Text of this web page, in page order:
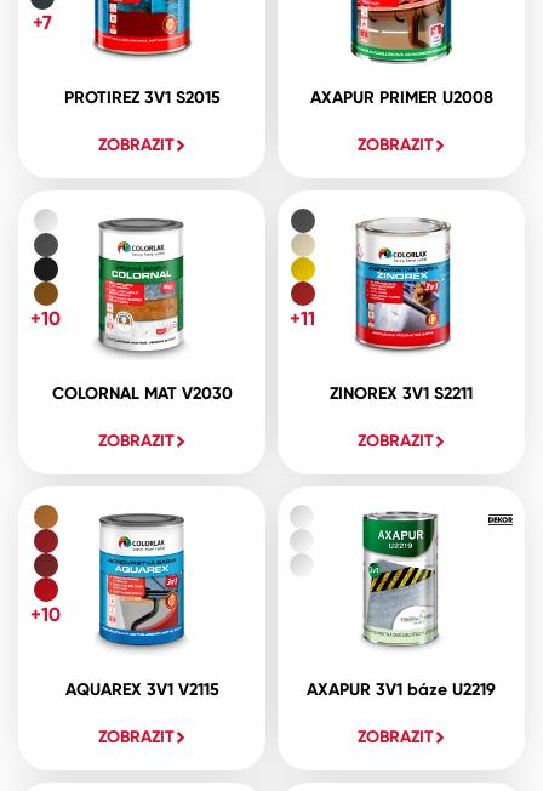
PROTIREZ 3V1 S2015
ZOBRAZIT
+7
AXAPUR PRIMER U2008
ZOBRAZIT
COLORNAL MAT V2030
ZOBRAZIT
+10
ZINOREX 3V1 S2211
ZOBRAZIT
+11
AQUAREX 3V1 V2115
ZOBRAZIT
+10
AXAPUR 3V1 báze U2219
ZOBRAZIT